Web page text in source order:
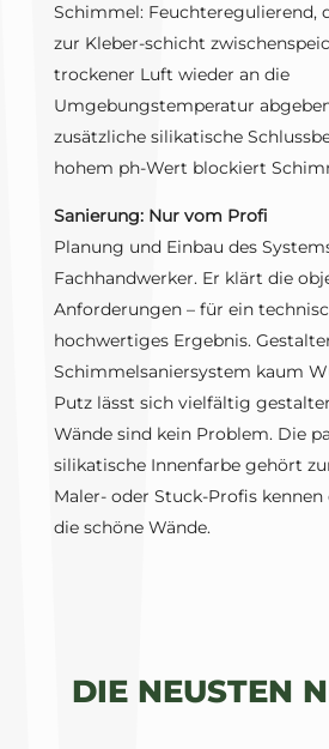
Schimmel: Feuchteregulierend,
zur Kleber-schicht
trockener Luft wieder an die
Umgebungstemperatur
zusätzliche silikatische
hohem ph-Wert blockiert
Sanierung: Nur vom Profi
Planung und Einbau des
Fachhandwerker. Er klärt die
Anforderungen – für ein
hochwertiges Ergebnis.
Schimmelsaniersystem kaum
Putz lässt sich vielfältig
Wände sind kein Problem. Die
silikatische Innenfarbe gehört
Maler- oder Stuck-Profis
die schöne Wände.
DIE NEUSTEN